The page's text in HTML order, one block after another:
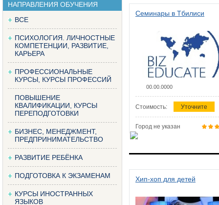
НАПРАВЛЕНИЯ ОБУЧЕНИЯ
ВСЕ
ПСИХОЛОГИЯ. ЛИЧНОСТНЫЕ
КОМПЕТЕНЦИИ, РАЗВИТИЕ,
КАРЬЕРА
ПРОФЕССИОНАЛЬНЫЕ
КУРСЫ, КУРСЫ ПРОФЕССИЙ
ПОВЫШЕНИЕ
КВАЛИФИКАЦИИ, КУРСЫ
ПЕРЕПОДГОТОВКИ
БИЗНЕС, МЕНЕДЖМЕНТ,
ПРЕДПРИНИМАТЕЛЬСТВО
РАЗВИТИЕ РЕБЁНКА
ПОДГОТОВКА К ЭКЗАМЕНАМ
КУРСЫ ИНОСТРАННЫХ
ЯЗЫКОВ
Семинары в Тбилиси
00.00.0000
Стоимость: Уточните
Город не указан
Хип-хоп для детей